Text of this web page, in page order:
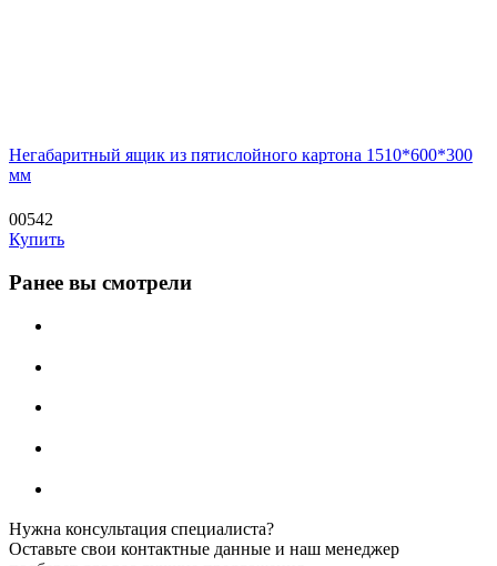
Негабаритный ящик из пятислойного картона 1510*600*300
мм
00542
Купить
Ранее вы смотрели
Нужна консультация специалиста?
Оставьте свои контактные данные и наш менеджер